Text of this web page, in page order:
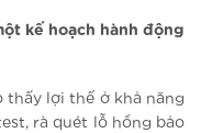
kế hoạch hành động
thấy lợi thế ở khả năng
rà quét lỗ hổng bảo